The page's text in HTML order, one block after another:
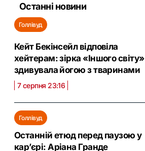
Останні новини
Голлівуд
Кейт Бекінсейл відповіла
хейтерам: зірка «Іншого світу»
здивувала йогою з тваринами
7 серпня 23:16
Голлівуд
Останній етюд перед паузою у
кар’єрі: Аріана Гранде